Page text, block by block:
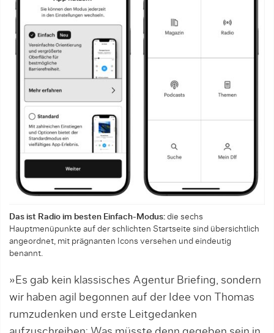
Das ist Radio im besten Einfach-Modus: die sechs
Hauptmenüpunkte auf der schlichten Startseite sind übersichtlich
angeordnet, mit prägnanten Icons versehen und eindeutig
benannt.
»Es gab kein klassisches Agentur Briefing, sondern
wir haben agil begonnen auf der Idee von Thomas
rumzudenken und erste Leitgedanken